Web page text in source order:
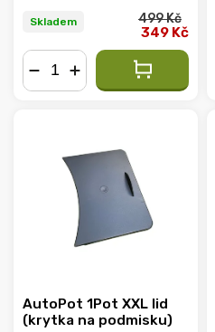
Skladem 499 Kč
349 Kč
AutoPot 1Pot XXL lid
(krytka na podmisku)